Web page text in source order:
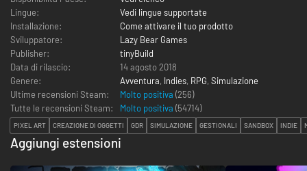
Lingue:
Vedi lingue supportate
Installazione:
Come attivare il tuo prodotto
Sviluppatore:
Lazy Bear Games
Publisher:
tinyBuild
Data di rilascio:
14 agosto 2018
Genere:
Avventura, Indies, RPG, Simulazione
Ultime recensioni Steam:
Molto positiva (256)
Tutte le recensioni Steam:
Molto positiva (54714)
PIXEL ART CREAZIONE DI OGGETTI GDR SIMULAZIONE GESTIONALI SANDBOX INDIE
Aggiungi estensioni